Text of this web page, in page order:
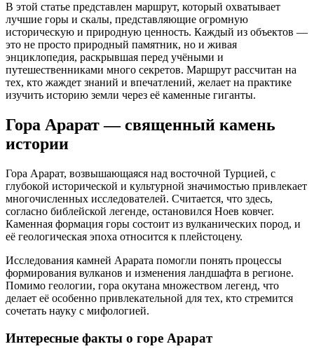
В этой статье представлен маршрут, который охватывает
лучшие горы и скалы, представляющие огромную
историческую и природную ценность. Каждый из объектов —
это не просто природный памятник, но и живая
энциклопедия, раскрывшая перед учёными и
путешественниками много секретов. Маршрут рассчитан на
тех, кто жаждет знаний и впечатлений, желает на практике
изучить историю земли через её каменные гиганты.
Гора Арарат — священный камень
истории
Гора Арарат, возвышающаяся над восточной Турцией, с
глубокой исторической и культурной значимостью привлекает
многочисленных исследователей. Считается, что здесь,
согласно библейской легенде, остановился Ноев ковчег.
Каменная формация горы состоит из вулканических пород, и
её геологическая эпоха относится к плейстоцену.
Исследования камней Арарата помогли понять процессы
формирования вулканов и изменения ландшафта в регионе.
Помимо геологии, гора окутана множеством легенд, что
делает её особенно привлекательной для тех, кто стремится
сочетать науку с мифологией.
Интересные факты о горе Арарат